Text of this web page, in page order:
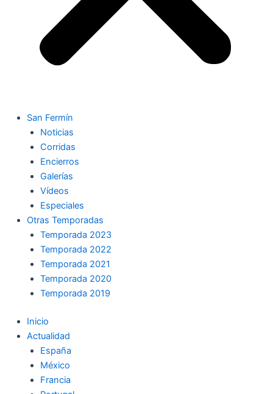
San Fermín
Noticias
Corridas
Encierros
Galerías
Vídeos
Especiales
Otras Temporadas
Temporada 2023
Temporada 2022
Temporada 2021
Temporada 2020
Temporada 2019
Inicio
Actualidad
España
México
Francia